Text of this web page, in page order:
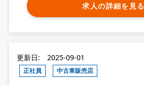
求人の詳細を見る
更新日: 2025-09-01
正社員 中古車販売店